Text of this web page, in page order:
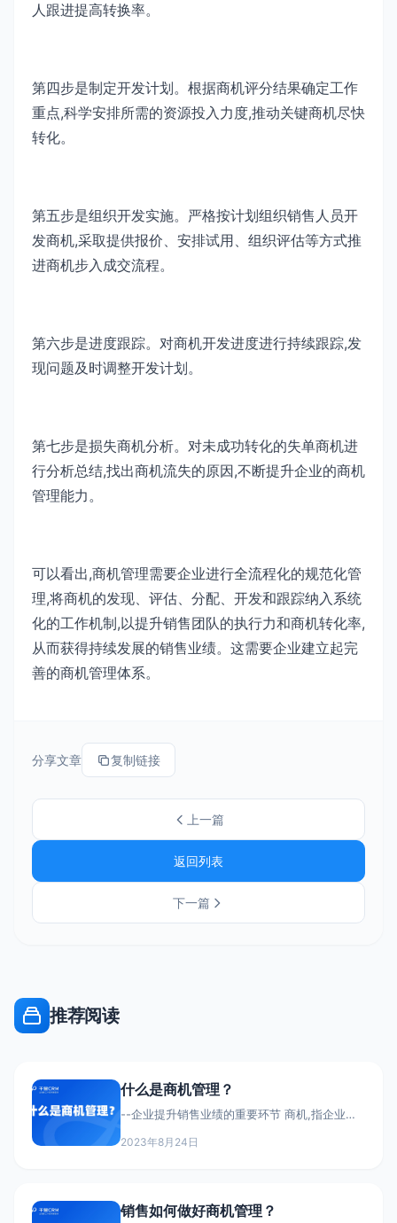
人跟进提高转换率。
第四步是制定开发计划。根据商机评分结果确定工作
重点,科学安排所需的资源投入力度,推动关键商机尽快
转化。
第五步是组织开发实施。严格按计划组织销售人员开
发商机,采取提供报价、安排试用、组织评估等方式推
进商机步入成交流程。
第六步是进度跟踪。对商机开发进度进行持续跟踪,发
现问题及时调整开发计划。
第七步是损失商机分析。对未成功转化的失单商机进
行分析总结,找出商机流失的原因,不断提升企业的商机
管理能力。
可以看出,商机管理需要企业进行全流程化的规范化管
理,将商机的发现、评估、分配、开发和跟踪纳入系统
化的工作机制,以提升销售团队的执行力和商机转化率,
从而获得持续发展的销售业绩。这需要企业建立起完
善的商机管理体系。
分享文章 复制链接
上一篇
返回列表
下一篇
推荐阅读
什么是商机管理？
--企业提升销售业绩的重要环节 商机,指企业通
会。而商机管理,就是对这些商机的规范化管理
人员需要通过各种渠道主动发现商机,如客户拜
2023年8月24日
销售如何做好商机管理？